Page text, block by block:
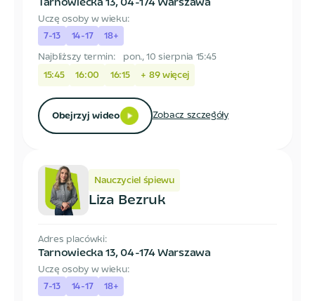
Tarnowiecka 13, 04-174 Warszawa
Uczę osoby w wieku:
7-13
14-17
18+
Najbliższy termin:
pon., 10 sierpnia 15:45
15:45
16:00 16:15 + 89więcej
Obejrzyj wideo Zobacz szczegóły
Nauczyciel śpiewu
Liza Bezruk
Adres placówki:
Tarnowiecka 13, 04-174 Warszawa
Uczę osoby w wieku:
7-13
14-17
18+